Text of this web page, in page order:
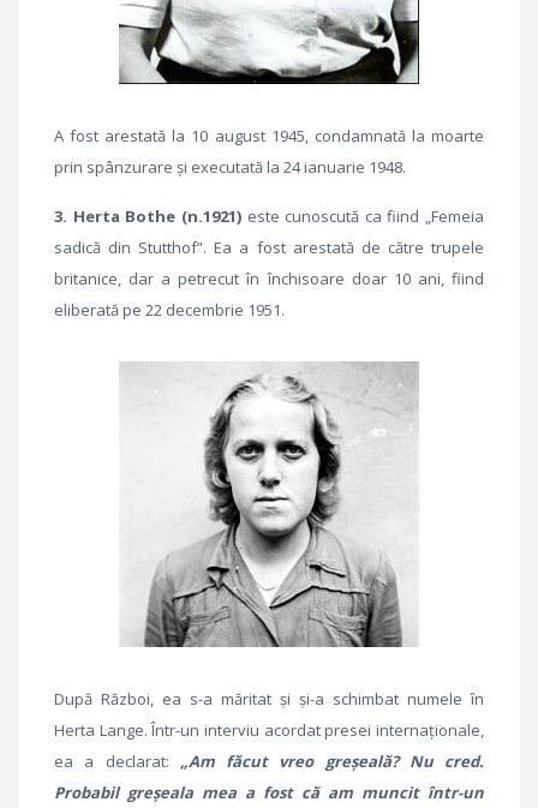
A fost arestată la 10 august 1945, condamnată la moarte
prin spânzurare şi executată la 24 ianuarie 1948.
3. Herta Bothe (n.1921) este cunoscută ca fiind „Femeia
sadică din Stutthof”. Ea a fost arestată de către trupele
britanice, dar a petrecut în închisoare doar 10 ani, fiind
eliberată pe 22 decembrie 1951.
După Război, ea s-a măritat şi şi-a schimbat numele în
Herta Lange. Într-un interviu acordat presei internaţionale,
ea a declarat: „Am făcut vreo greşeală? Nu cred.
Probabil greşeala mea a fost că am muncit într-un